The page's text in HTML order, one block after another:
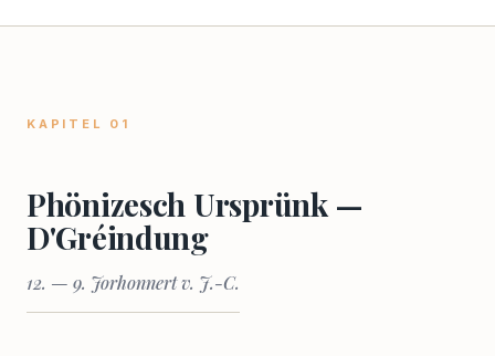
KAPITEL 01
Phönizesch Ursprünk —
D'Gréindung
12. — 9. Jorhonnert v. J.-C.